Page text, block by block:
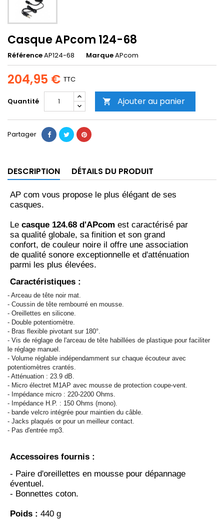
Casque APcom 124-68
RéférenceAP124-68 MarqueAPcom
204,95 € TTC
Quantité  Ajouter au panier
Partager
DESCRIPTION DÉTAILS DU PRODUIT
AP com vous propose le plus élégant de ses
casques.
Le casque 124.68 d'APcom est caractérisé par
sa qualité globale, sa finition et son grand
confort, de couleur noire il offre une association
de qualité sonore exceptionnelle et d'atténuation
parmi les plus élevées.
Caractéristiques :
- Arceau de tête noir mat.
- Coussin de tête rembourré en mousse.
- Oreillettes en silicone.
- Double potentiomètre.
- Bras flexible pivotant sur 180°.
- Vis de réglage de l'arceau de tête habillées de plastique pour faciliter
le réglage manuel.
- Volume réglable indépendamment sur chaque écouteur avec
potentiomètres crantés.
- Atténuation : 23.9 dB.
- Micro électret M1AP avec mousse de protection coupe-vent.
- Impédance micro : 220-2200 Ohms.
- Impédance H.P. : 150 Ohms (mono).
- bande velcro intégrée pour maintien du câble.
- Jacks plaqués or pour un meilleur contact.
- Pas d'entrée mp3.
Accessoires fournis :
- Paire d'oreillettes en mousse pour dépannage
éventuel.
- Bonnettes coton.
Poids : 440 g